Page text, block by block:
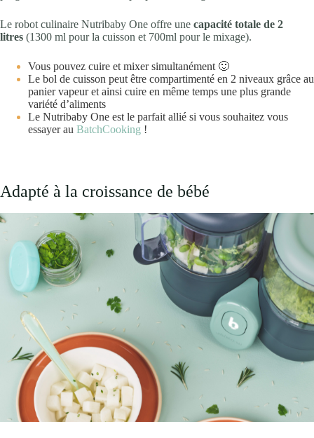
Le robot culinaire Nutribaby One offre une capacité totale de 2
litres (1300 ml pour la cuisson et 700ml pour le mixage).
Vous pouvez cuire et mixer simultanément 🙂
Le bol de cuisson peut être compartimenté en 2 niveaux grâce au
panier vapeur et ainsi cuire en même temps une plus grande
variété d’aliments
Le Nutribaby One est le parfait allié si vous souhaitez vous
essayer au BatchCooking !
Adapté à la croissance de bébé